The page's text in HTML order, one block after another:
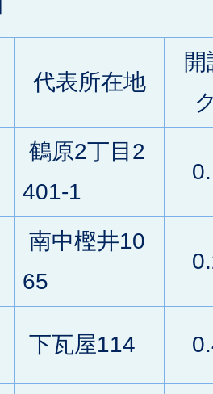
代表所在地
鶴原2丁目2
401-1
南中樫井10
65
下瓦屋114